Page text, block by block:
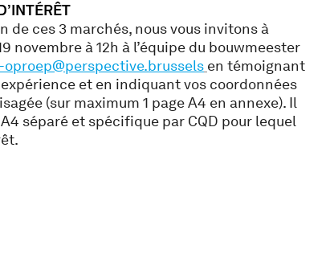
de ces 3 marchés, nous vous invitons à
novembre à 12h à l’équipe du bouwmeester
oproep@perspective.brussels en témoignant
et en indiquant vos coordonnées
(sur maximum 1 page A4 en annexe). Il
séparé et spécifique par CQD pour lequel